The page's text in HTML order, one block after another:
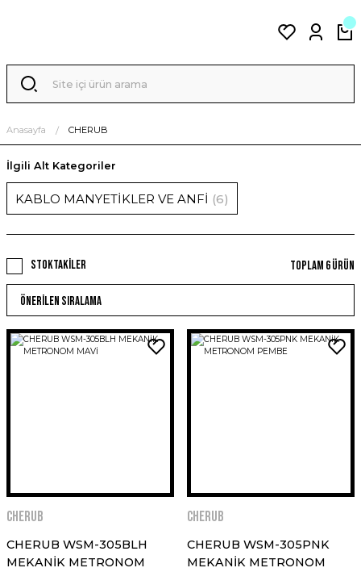
Anasayfa CHERUB
İlgili Alt Kategoriler
KABLO MANYETİKLER VE ANFİ (6)
Stoktakiler Toplam 6 ürün
CHERUB
CHERUB WSM-305BLH
MEKANİK METRONOM
CHERUB
CHERUB WSM-305PNK
MEKANİK METRONOM